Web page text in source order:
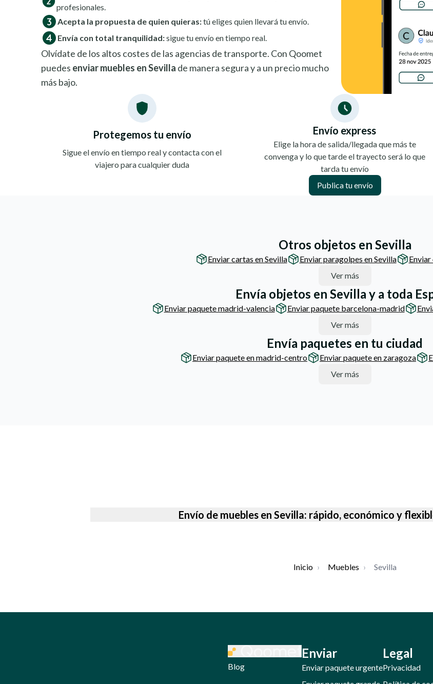
profesionales.
Acepta la propuesta de quien quieras:tú eliges quien llevará tu envío.
Envía con total tranquilidad:sigue tu envío en tiempo real.
Olvídate de los altos costes de las agencias de transporte. Con Qoomet
puedes enviar muebles en Sevilla de manera segura y a un precio mucho
más bajo.
Protegemos tu envío
Sigue el envío en tiempo real y contacta con el
viajero para cualquier duda
Envío express
Elige la hora de salida/llegada que más te
convenga y lo que tarde el trayecto será lo que
tarda tu envío
Publica tu envío
Otros objetos en Sevilla
Enviar cartas en Sevilla Enviar paragolpes en Sevilla
Enviar
Ver más
Envía objetos en Sevilla y a toda
Enviar paquete madrid-valencia Enviar paquete barcelona-madrid
Ver más
Envía paquetes en tu ciudad
Enviar paquete en madrid-centro Enviar paquete en zaragoza
Ver más
Envío de muebles en Sevilla: rápido, económico y
Inicio › Muebles › Sevilla
Blog
Enviar
Enviar paquete urgente
Legal
Privacidad